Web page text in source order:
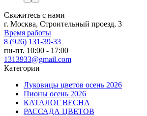
Свяжитесь с нами
г. Москва, Строительный проезд, 3
Время работы
8 (926) 131-39-33
пн-пт. 10:00 - 17:00
1313933@gmail.com
Категории
Луковицы цветов осень 2026
Пионы осень 2026
КАТАЛОГ ВЕСНА
РАССАДА ЦВЕТОВ